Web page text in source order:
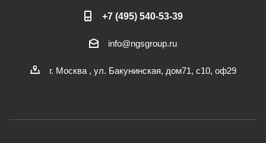
+7 (495) 540-53-39
info@ngsgroup.ru
г. Москва , ул. Бакунинская, дом71, с10, оф29